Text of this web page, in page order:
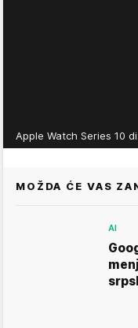
Apple Watch Series 10
MOŽDA ĆE VAS
AI